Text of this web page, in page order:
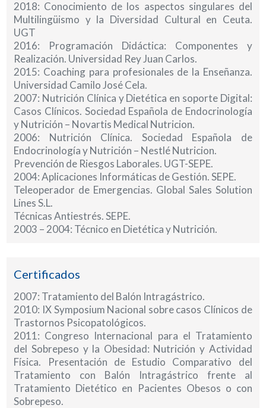
2018: Conocimiento de los aspectos singulares del
Multilingüismo y la Diversidad Cultural en Ceuta.
UGT
2016: Programación Didáctica: Componentes y
Realización. Universidad Rey Juan Carlos.
2015: Coaching para profesionales de la Enseñanza.
Universidad Camilo José Cela.
2007: Nutrición Clínica y Dietética en soporte Digital:
Casos Clínicos. Sociedad Española de Endocrinología
y Nutrición – Novartis Medical Nutricion.
2006: Nutrición Clínica. Sociedad Española de
Endocrinología y Nutrición – Nestlé Nutricion.
Prevención de Riesgos Laborales. UGT-SEPE.
2004: Aplicaciones Informáticas de Gestión. SEPE.
Teleoperador de Emergencias. Global Sales Solution
Lines S.L.
Técnicas Antiestrés. SEPE.
2003 – 2004: Técnico en Dietética y Nutrición.
Certificados
2007: Tratamiento del Balón Intragástrico.
2010: IX Symposium Nacional sobre casos Clínicos de
Trastornos Psicopatológicos.
2011: Congreso Internacional para el Tratamiento
del Sobrepeso y la Obesidad: Nutrición y Actividad
Física. Presentación de Estudio Comparativo del
Tratamiento con Balón Intragástrico frente al
Tratamiento Dietético en Pacientes Obesos o con
Sobrepeso.